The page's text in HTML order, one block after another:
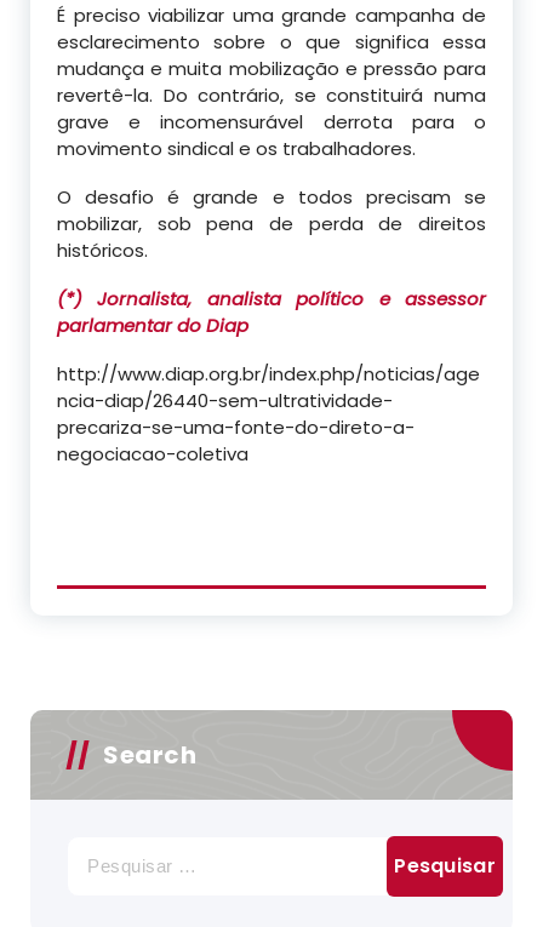
É preciso viabilizar uma grande campanha de
esclarecimento sobre o que significa essa
mudança e muita mobilização e pressão para
revertê-la. Do contrário, se constituirá numa
grave e incomensurável derrota para o
movimento sindical e os trabalhadores.
O desafio é grande e todos precisam se
mobilizar, sob pena de perda de direitos
históricos.
(*) Jornalista, analista político e assessor
parlamentar do Diap
http://www.diap.org.br/index.php/noticias/age
ncia-diap/26440-sem-ultratividade-
precariza-se-uma-fonte-do-direto-a-
negociacao-coletiva
Search
por: